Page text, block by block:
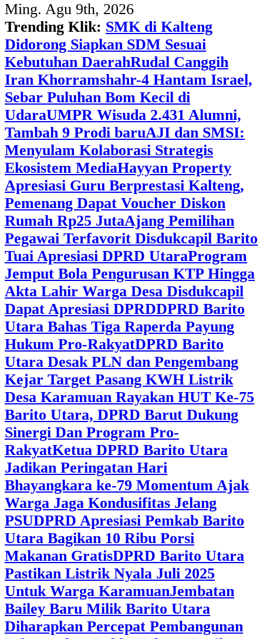
Ming. Agu 9th, 2026
Trending Klik: SMK di Kalteng
Didorong Siapkan SDM Sesuai
Kebutuhan DaerahRudal Canggih
Iran Khorramshahr-4 Hantam Israel,
Sebar Puluhan Bom Kecil di
UdaraUMPR Wisuda 2.431 Alumni,
Tambah 9 Prodi baruAJI dan SMSI:
Menyulam Kolaborasi Strategis
Ekosistem MediaHayyan Property
Apresiasi Guru Berprestasi Kalteng,
Pemenang Dapat Voucher Diskon
Rumah Rp25 JutaAjang Pemilihan
Pegawai Terfavorit Disdukcapil Barito
Tuai Apresiasi DPRD UtaraProgram
Jemput Bola Pengurusan KTP Hingga
Akta Lahir Warga Desa Disdukcapil
Dapat Apresiasi DPRDDPRD Barito
Utara Bahas Tiga Raperda Payung
Hukum Pro-RakyatDPRD Barito
Utara Desak PLN dan Pengembang
Kejar Target Pasang KWH Listrik
Desa Karamuan Rayakan HUT Ke-75
Barito Utara, DPRD Barut Dukung
Sinergi Dan Program Pro-
RakyatKetua DPRD Barito Utara
Jadikan Peringatan Hari
Bhayangkara ke-79 Momentum Ajak
Warga Jaga Kondusifitas Jelang
PSUDPRD Apresiasi Pemkab Barito
Utara Bagikan 10 Ribu Porsi
Makanan GratisDPRD Barito Utara
Pastikan Listrik Nyala Juli 2025
Untuk Warga KaramuanJembatan
Bailey Baru Milik Barito Utara
Diharapkan Percepat Pembangunan